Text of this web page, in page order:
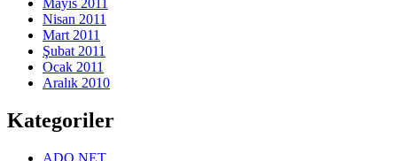
Mayıs 2011
Nisan 2011
Mart 2011
Şubat 2011
Ocak 2011
Aralık 2010
Kategoriler